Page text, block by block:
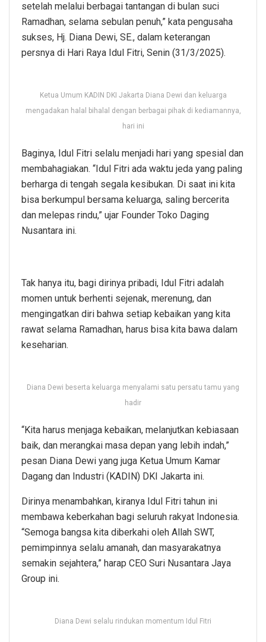
setelah melalui berbagai tantangan di bulan suci
Ramadhan, selama sebulan penuh,” kata pengusaha
sukses, Hj. Diana Dewi, SE., dalam keterangan
persnya di Hari Raya Idul Fitri, Senin (31/3/2025).
Ketua Umum KADIN DKI Jakarta Diana Dewi dan keluarga
mengadakan halal bihalal dengan berbagai pihak di kediamannya,
hari ini
Baginya, Idul Fitri selalu menjadi hari yang spesial dan
membahagiakan. “Idul Fitri ada waktu jeda yang paling
berharga di tengah segala kesibukan. Di saat ini kita
bisa berkumpul bersama keluarga, saling bercerita
dan melepas rindu,” ujar Founder Toko Daging
Nusantara ini.
Tak hanya itu, bagi dirinya pribadi, Idul Fitri adalah
momen untuk berhenti sejenak, merenung, dan
mengingatkan diri bahwa setiap kebaikan yang kita
rawat selama Ramadhan, harus bisa kita bawa dalam
keseharian.
Diana Dewi beserta keluarga menyalami satu persatu tamu yang
hadir
“Kita harus menjaga kebaikan, melanjutkan kebiasaan
baik, dan merangkai masa depan yang lebih indah,”
pesan Diana Dewi yang juga Ketua Umum Kamar
Dagang dan Industri (KADIN) DKI Jakarta ini.
Dirinya menambahkan, kiranya Idul Fitri tahun ini
membawa keberkahan bagi seluruh rakyat Indonesia.
“Semoga bangsa kita diberkahi oleh Allah SWT,
pemimpinnya selalu amanah, dan masyarakatnya
semakin sejahtera,” harap CEO Suri Nusantara Jaya
Group ini.
Diana Dewi selalu rindukan momentum Idul Fitri